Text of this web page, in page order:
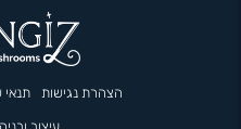
הצהרת נגישות תנאי